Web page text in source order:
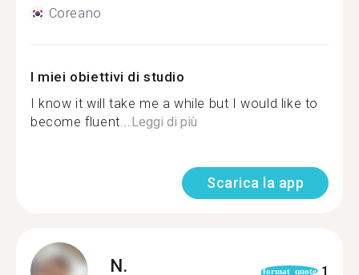
Coreano
I miei obiettivi di studio
I know it will take me a while but I would like to
become fluent...Leggi di più
Scarica la app
N. format_quote 1